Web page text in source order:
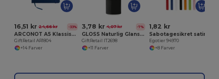
16,51 kr 24,66 kr -33%
ARCONOT A5 Klassisk Notesbog med Elastik
GiftRetail AR1804
+14 Farver
3,78 kr 4,07 kr -7%
GLOSS Naturlig Glans Læbepomade med SPF10 Beskyttelse
GiftRetail IT2698
+11 Farver
1,82 kr
Egotier 94970
+8 Farver